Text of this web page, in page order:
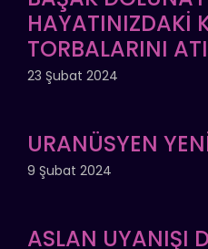
HAYATINIZDAKİ
TORBALARINI
23 Şubat 2024
URANÜSYEN
9 Şubat 2024
ASLAN UYANIŞI